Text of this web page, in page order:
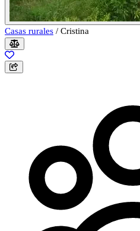
Casas rurales / Cristina